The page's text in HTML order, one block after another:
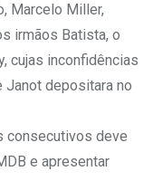
Marcelo Miller,
irmãos Batista, o
cujas inconfidências
Janot depositara no
consecutivos deve
e apresentar